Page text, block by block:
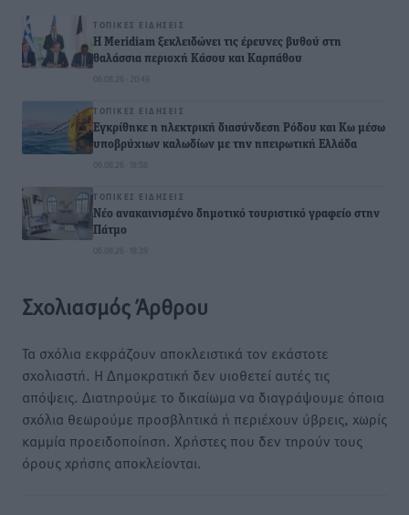
ΤΟΠΙΚΈΣ ΕΙΔΉΣΕΙΣ
Η Meridiam ξεκλειδώνει τις έρευνες βυθού στη
θαλάσσια περιοχή Κάσου και Καρπάθου
06.08.26 · 20:49
ΤΟΠΙΚΈΣ ΕΙΔΉΣΕΙΣ
Εγκρίθηκε η ηλεκτρική διασύνδεση Ρόδου και Κω μέσω
υποβρύχιων καλωδίων με την ηπειρωτική Ελλάδα
06.08.26 · 18:58
ΤΟΠΙΚΈΣ ΕΙΔΉΣΕΙΣ
Νέο ανακαινισμένο δημοτικό τουριστικό γραφείο στην
Πάτμο
06.08.26 · 18:39
Σχολιασμός Άρθρου
Τα σχόλια εκφράζουν αποκλειστικά τον εκάστοτε
σχολιαστή. Η Δημοκρατική δεν υιοθετεί αυτές τις
απόψεις. Διατηρούμε το δικαίωμα να διαγράψουμε όποια
σχόλια θεωρούμε προσβλητικά ή περιέχουν ύβρεις, χωρίς
καμμία προειδοποίηση. Χρήστες που δεν τηρούν τους
όρους χρήσης αποκλείονται.